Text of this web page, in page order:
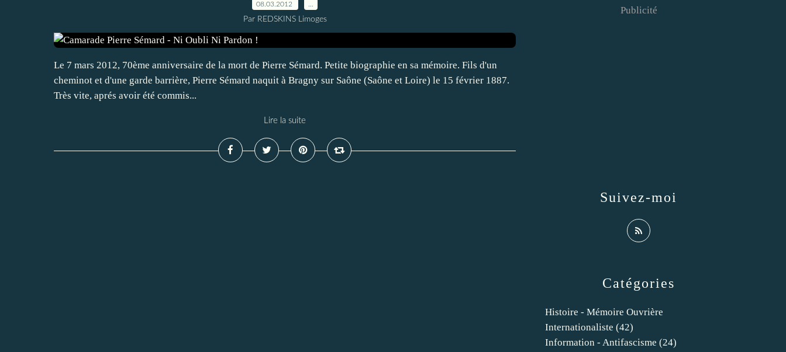
08.03.2012
Par REDSKINS Limoges
Le 7 mars 2012, 70ème anniversaire de la mort de Pierre Sémard. Petite biographie en sa mémoire. Fils d'un
cheminot et d'une garde barrière, Pierre Sémard naquit à Bragny sur Saône (Saône et Loire) le 15 février 1887.
Très vite, aprés avoir été commis...
Lire la suite
Catégories
Histoire - Mémoire Ouvrière
Internationaliste (42)
Information - Antifascisme (24)
Suivez-moi
Publicité